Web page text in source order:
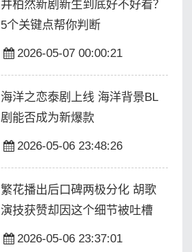
井柏然新剧新生到底好不好看？
5个关键点帮你判断
2026-05-07 00:00:21
海洋之恋泰剧上线 海洋背景BL
剧能否成为新爆款
2026-05-06 23:48:26
繁花播出后口碑两极分化 胡歌
演技获赞却因这个细节被吐槽
2026-05-06 23:37:01